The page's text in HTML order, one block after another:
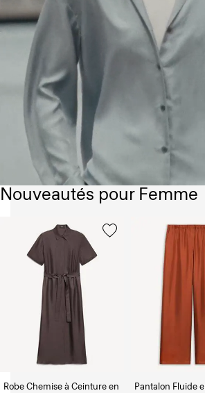
Nouveautés pour Femme
Robe Chemise à Ceinture en
Pantalon Fluide